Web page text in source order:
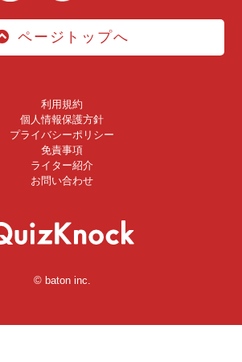
ページトップへ
利用規約
個人情報保護方針
プライバシーポリシー
免責事項
ライター紹介
お問い合わせ
© baton inc.